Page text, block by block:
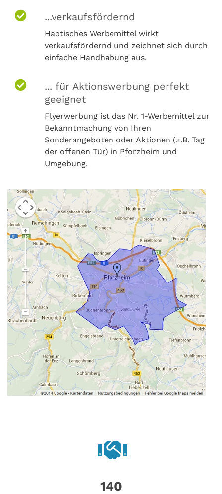
...verkaufsfördernd
Haptisches Werbemittel wirkt
verkaufsfördernd und zeichnet sich durch
einfache Handhabung aus.
... für Aktionswerbung perfekt
geeignet
Flyerwerbung ist das Nr. 1-Werbemittel zur
Bekanntmachung von Ihren
Sonderangeboten oder Aktionen (z.B. Tag
der offenen Tür) in Pforzheim und
Umgebung.
140